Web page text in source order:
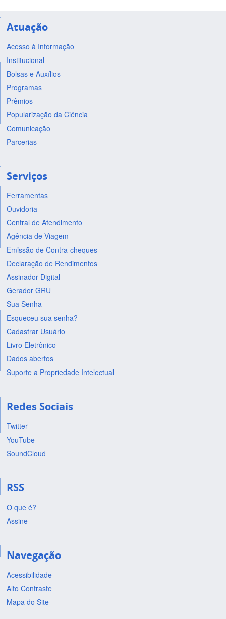
Atuação
Acesso à Informação
Institucional
Bolsas e Auxílios
Programas
Prêmios
Popularização da Ciência
Comunicação
Parcerias
Serviços
Ferramentas
Ouvidoria
Central de Atendimento
Agência de Viagem
Emissão de Contra-cheques
Declaração de Rendimentos
Assinador Digital
Gerador GRU
Sua Senha
Esqueceu sua senha?
Cadastrar Usuário
Livro Eletrônico
Dados abertos
Suporte a Propriedade Intelectual
Redes Sociais
Twitter
YouTube
SoundCloud
RSS
O que é?
Assine
Navegação
Acessibilidade
Alto Contraste
Mapa do Site